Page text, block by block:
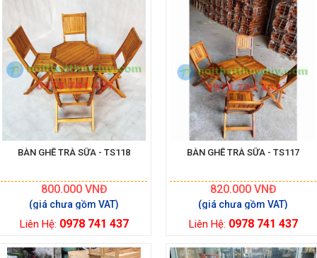
BÀN GHẾ TRÀ SỮA - TS118
800.000VNĐ
Liên Hệ: 0978 741 437
BÀN GHẾ TRÀ SỮA - TS117
820.000VNĐ
Liên Hệ: 0978 741 437